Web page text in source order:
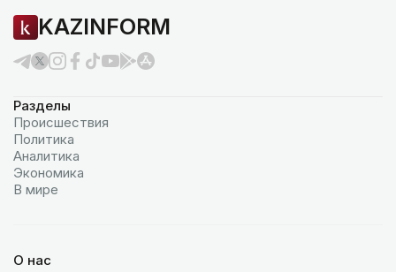
KAZINFORM
Разделы
Происшествия
Политика
Аналитика
Экономика
В мире
О нас